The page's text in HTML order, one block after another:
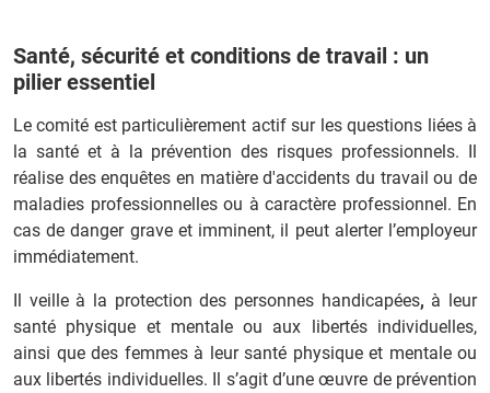
Santé, sécurité et conditions de travail : un
pilier essentiel
Le comité est particulièrement actif sur les questions liées à
la santé et à la prévention des risques professionnels. Il
réalise des enquêtes en matière d'accidents du travail ou de
maladies professionnelles ou à caractère professionnel. En
cas de danger grave et imminent, il peut alerter l’employeur
immédiatement.
Il veille à la protection des personnes handicapées, à leur
santé physique et mentale ou aux libertés individuelles,
ainsi que des femmes à leur santé physique et mentale ou
aux libertés individuelles. Il s’agit d’une œuvre de prévention